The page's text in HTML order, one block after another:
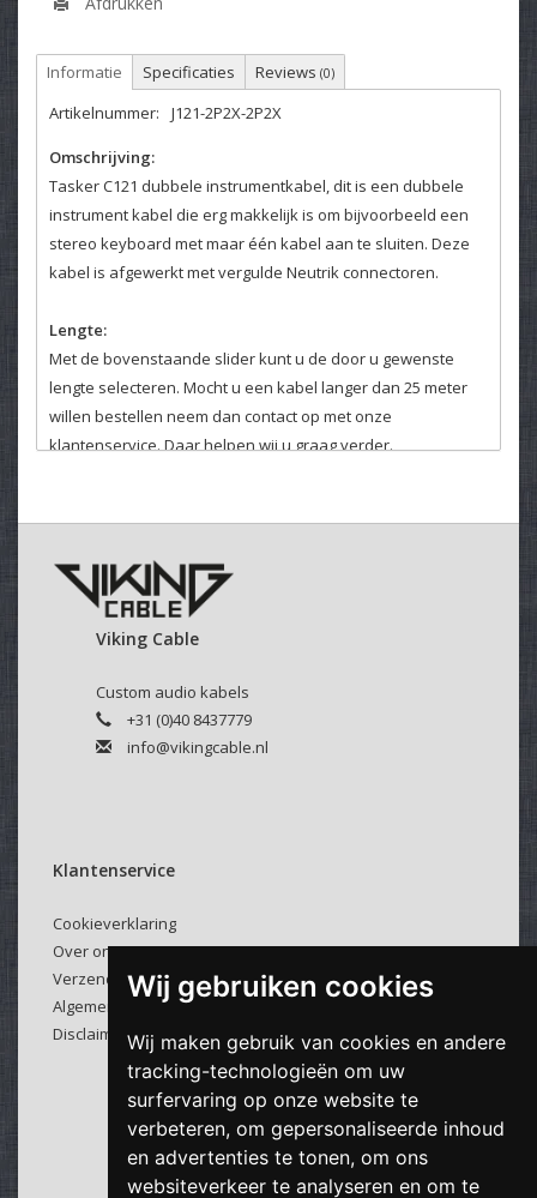
Wij gebruiken cookies
Wij maken gebruik van cookies en andere
tracking-technologieën om uw
surfervaring op onze website te
verbeteren, om gepersonaliseerde inhoud
en advertenties te tonen, om ons
websiteverkeer te analyseren en om te
Informatie Specificaties Reviews (0)
Artikelnummer: J121-2P2X-2P2X
Omschrijving:
Tasker C121 dubbele instrumentkabel, dit is een dubbele
instrument kabel die erg makkelijk is om bijvoorbeeld een
stereo keyboard met maar één kabel aan te sluiten. Deze
kabel is afgewerkt met vergulde Neutrik connectoren.
Lengte:
Met de bovenstaande slider kunt u de door u gewenste
lengte selecteren. Mocht u een kabel langer dan 25 meter
willen bestellen neem dan contact op met onze
klantenservice. Daar helpen wij u graag verder.
Selecteer hierboven of u een kabelbinder bij uw kabel
wenst.
Deze klittenband kabelbinders zijn makkelijk en veelvuldig
te gebruiken.
Viking Cable
Custom audio kabels
+31 (0)40 8437779
info@vikingcable.nl
Klantenservice
Cookieverklaring
Over ons
Verzenden & retourneren
Algemene voorwaarden
Disclaimer